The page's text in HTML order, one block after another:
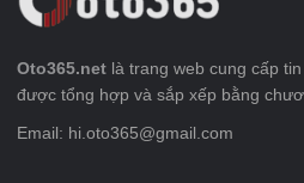
Oto365.net là trang web cung cấp
được tổng hợp và sắp xếp bằng
Email: hi.oto365@gmail.com